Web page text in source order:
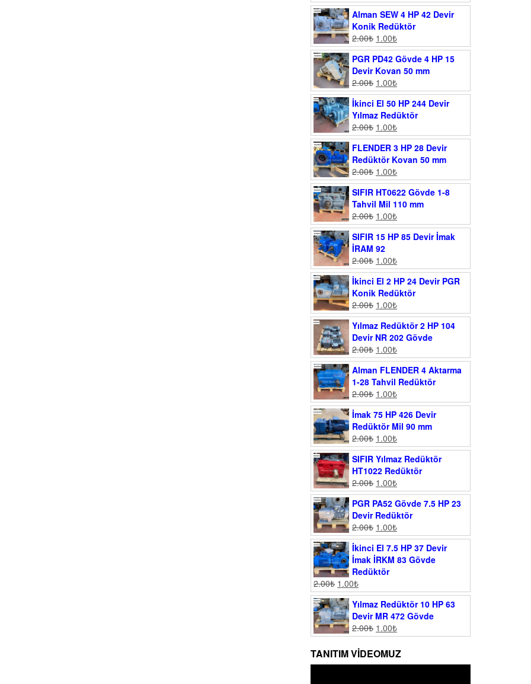
Alman SEW 4 HP 42 Devir
Konik Redüktör
2.00₺ 1.00₺
PGR PD42 Gövde 4 HP 15
Devir Kovan 50 mm
2.00₺ 1.00₺
İkinci El 50 HP 244 Devir
Yılmaz Redüktör
2.00₺ 1.00₺
FLENDER 3 HP 28 Devir
Redüktör Kovan 50 mm
2.00₺ 1.00₺
SIFIR HT0622 Gövde 1-8
Tahvil Mil 110 mm
2.00₺ 1.00₺
SIFIR 15 HP 85 Devir İmak
İRAM 92
2.00₺ 1.00₺
İkinci El 2 HP 24 Devir PGR
Konik Redüktör
2.00₺ 1.00₺
Yılmaz Redüktör 2 HP 104
Devir NR 202 Gövde
2.00₺ 1.00₺
Alman FLENDER 4 Aktarma
1-28 Tahvil Redüktör
2.00₺ 1.00₺
İmak 75 HP 426 Devir
Redüktör Mil 90 mm
2.00₺ 1.00₺
SIFIR Yılmaz Redüktör
HT1022 Redüktör
2.00₺ 1.00₺
PGR PA52 Gövde 7.5 HP 23
Devir Redüktör
2.00₺ 1.00₺
İkinci El 7.5 HP 37 Devir
İmak İRKM 83 Gövde
Redüktör
2.00₺ 1.00₺
Yılmaz Redüktör 10 HP 63
Devir MR 472 Gövde
2.00₺ 1.00₺
TANITIM VIDEOMUZ